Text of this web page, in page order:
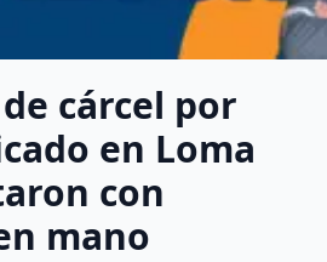
cárcel por
en Loma
con
mano